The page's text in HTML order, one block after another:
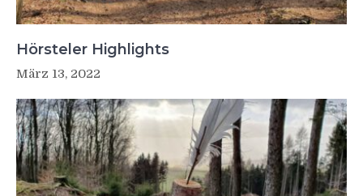
Hörsteler Highlights
März 13, 2022